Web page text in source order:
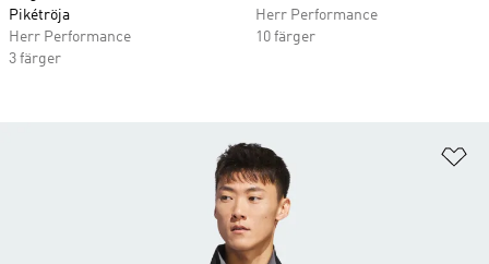
Pikétröja
Herr Performance
3 färger
Herr Performance
10 färger